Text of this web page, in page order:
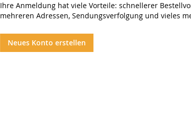
Ihre Anmeldung hat viele Vorteile: schnellerer
mehreren Adressen, Sendungsverfolgung und vieles
Neues Konto erstellen